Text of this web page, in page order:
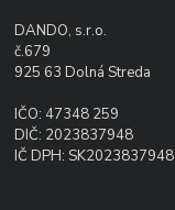
DANDO, s.r.o.
č.679
925 63 Dolná Streda
IČO: 47348 259
DIČ: 2023837948
IČ DPH: SK2023837948